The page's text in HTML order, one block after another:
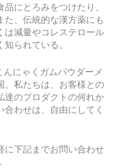
にとろみをつけたり、
、伝統的な漢方薬にも
は減量やコレステロール
られている。
にゃくガムパウダーメ
。私たちは、お客様との
達のプロダクトの何れか
わせは、自由にしてく
に下記までお問い合わせ
.